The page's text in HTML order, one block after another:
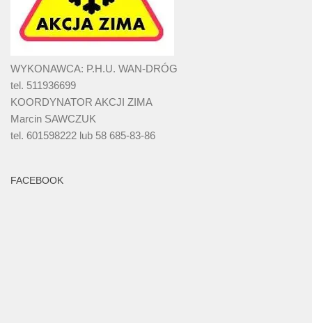
WYKONAWCA: P.H.U. WAN-DRÓG
tel. 511936699
KOORDYNATOR AKCJI ZIMA
Marcin SAWCZUK
tel. 601598222 lub 58 685-83-86
FACEBOOK